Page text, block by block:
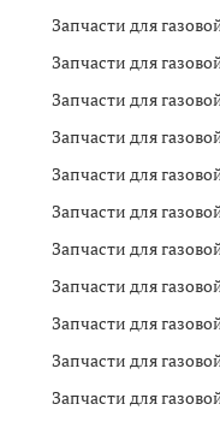
Запчасти для
Запчасти для
Запчасти для
Запчасти для
Запчасти для
Запчасти для
Запчасти для
Запчасти для
Запчасти для
Запчасти для
Запчасти для